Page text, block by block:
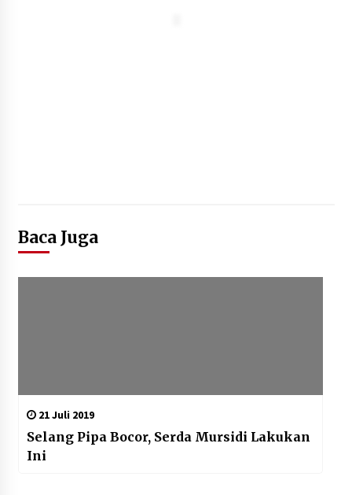
Baca Juga
21 Juli 2019
Selang Pipa Bocor, Serda Mursidi Lakukan
Ini